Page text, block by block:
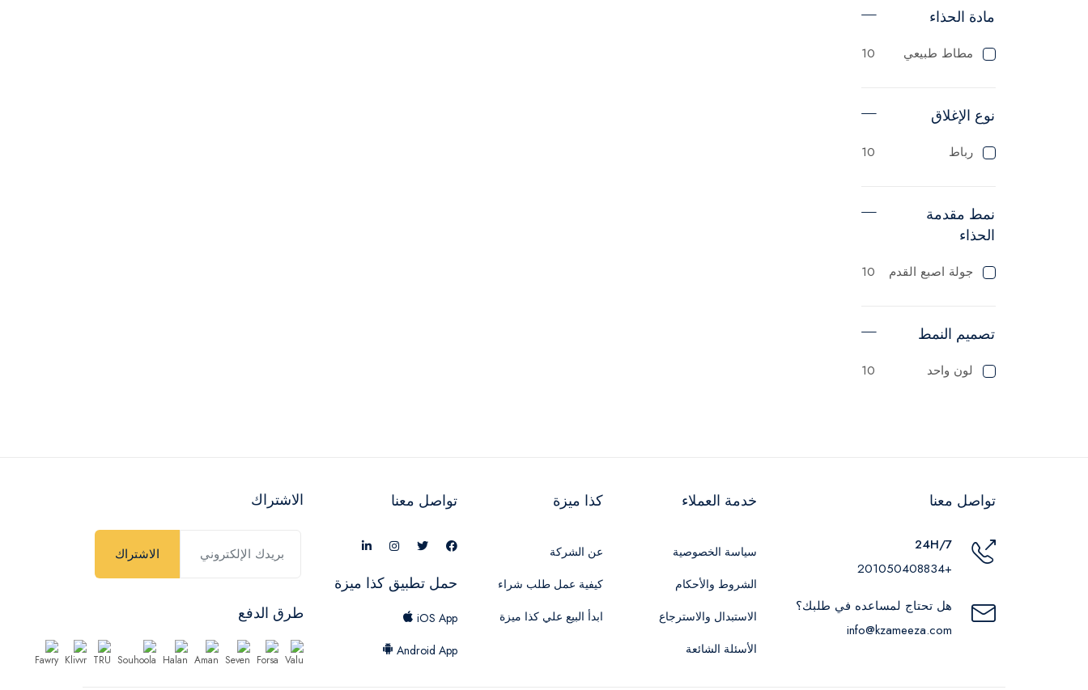
مادة الحذاء
مطاط طبيعي 10
نوع الإغلاق
رباط 10
نمط مقدمة
الحذاء
جولة اصبع القدم 10
تصميم النمط
لون واحد 10
تواصل معنا
24H/7
+201050408834
هل تحتاج لمساعده في طلبك؟
info@kzameeza.com
خدمة العملاء
سياسة الخصوصية
الشروط والأحكام
الاستبدال والاسترجاع
الأسئلة الشائعة
كذا ميزة
عن الشركة
كيفية عمل طلب شراء
ابدأ البيع علي كذا ميزة
تواصل معنا
حمل تطبيق كذا ميزة
iOS App
Android App
الاشتراك
الاشتراك
طرق الدفع